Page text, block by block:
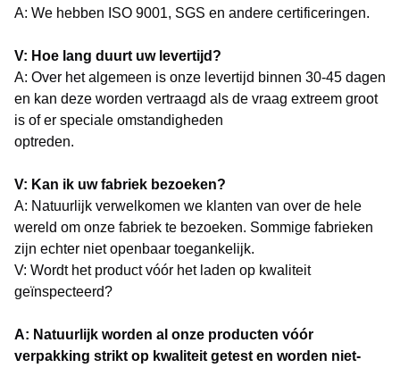
A: We hebben ISO 9001, SGS en andere certificeringen.
V: Hoe lang duurt uw levertijd?
A: Over het algemeen is onze levertijd binnen 30-45 dagen
en kan deze worden vertraagd als de vraag extreem groot
is of er speciale omstandigheden
optreden.
V: Kan ik uw fabriek bezoeken?
A: Natuurlijk verwelkomen we klanten van over de hele
wereld om onze fabriek te bezoeken. Sommige fabrieken
zijn echter niet openbaar toegankelijk.
V: Wordt het product vóór het laden op kwaliteit
geïnspecteerd?
A: Natuurlijk worden al onze producten vóór
verpakking strikt op kwaliteit getest en worden niet-